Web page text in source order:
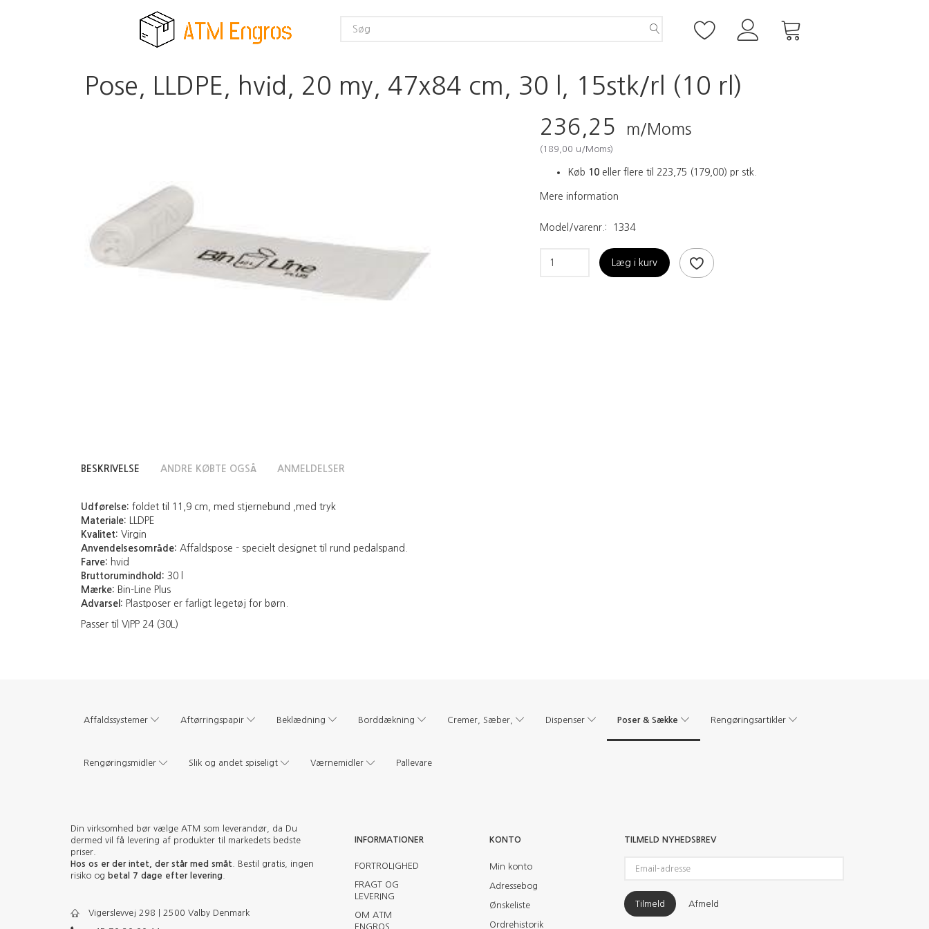
Pose, LLDPE, hvid, 20 my, 47x84 cm, 30 l, 15stk/rl (10 rl)
236,25 m/Moms
(189,00 u/Moms)
Køb 10 eller flere til 223,75 ( 179,00) pr stk.
Mere information
Model/varenr.: 1334
Læg i kurv
BESKRIVELSE ANDRE KØBTE OGSÅ ANMELDELSER
Udførelse: foldet til 11,9 cm, med stjernebund ,med tryk
Materiale: LLDPE
Kvalitet: Virgin
Anvendelsesområde: Affaldspose - specielt designet til rund pedalspand.
Farve: hvid
Bruttorumindhold: 30 l
Mærke: Bin-Line Plus
Advarsel: Plastposer er farligt legetøj for børn.
Passer til VIPP 24 (30L)
Affaldssystemer Aftørringspapir Beklædning Borddækning Cremer, Sæber, Dispenser Poser & Sække Rengøringsartikler
Rengøringsmidler Slik og andet spiseligt Værnemidler Pallevare
Din virksomhed bør vælge ATM som leverandør, da Du
dermed vil få levering af produkter til markedets bedste
priser.
Hos os er der intet, der står med småt . Bestil gratis, ingen
risiko og betal 7 dage efter levering
Vigerslevvej 298 | 2500 Valby Denmark
INFORMATIONER
FORTROLIGHED
FRAGT OG
LEVERING
OM ATM
ENGROS
KONTO
Min konto
Adressebog
Ønskeliste
Ordrehistorik
TILMELD NYHEDSBREV
adresse
Tilmeld Afmeld